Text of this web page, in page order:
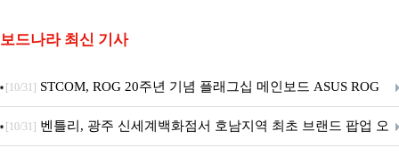
보드나라 최신 기사
[10/31] STCOM, ROG 20주년 기념 플래그십 메인보드 ASUS ROG
Crosshair X870E EDITION 20 국내 출시 예정
[10/31] 벤틀리, 광주 신세계백화점서 호남지역 최초 브랜드 팝업 오